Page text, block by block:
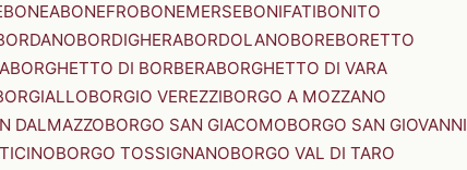
BONEABONEFROBONEMERSEBONIFATIBONITO
BORDIGHERABORDOLANOBOREBORETTO
BORGHETTO DI BORBERABORGHETTO DI VARA
BORGIO VEREZZIBORGO A MOZZANO
DALMAZZOBORGO SAN GIACOMOBORGO SAN GIOVANNI
BORGO TOSSIGNANOBORGO VAL DI TARO